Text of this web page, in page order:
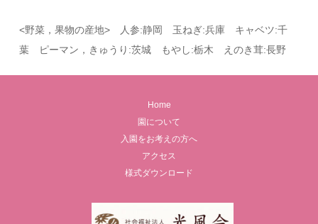
<野菜，果物の産地> 人参:静岡 玉ねぎ:兵庫 キャベツ:千
葉 ピーマン，きゅうり:茨城 もやし:栃木 えのき茸:長野
Home
園について
入園をお考えの方へ
アクセス
様式ダウンロード